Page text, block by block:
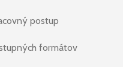
postup
formátov